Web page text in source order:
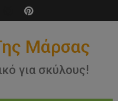
Μάρσας
για σκύλους!